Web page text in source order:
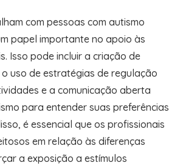
com pessoas com autismo
papel importante no apoio às
Isso pode incluir a criação de
uso de estratégias de regulação
e a comunicação aberta
para entender suas preferências
é essencial que os profissionais
em relação às diferenças
a exposição a estímulos